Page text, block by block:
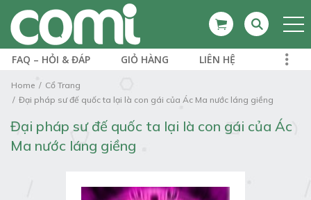
FAQ – HỎI & ĐÁP GIỎ HÀNG LIÊN HỆ
Home
Cổ Trang
Đại pháp sư đế quốc ta lại là con gái của Ác Ma nước láng giềng
Đại pháp sư đế quốc ta lại là con gái của Ác
Ma nước láng giềng